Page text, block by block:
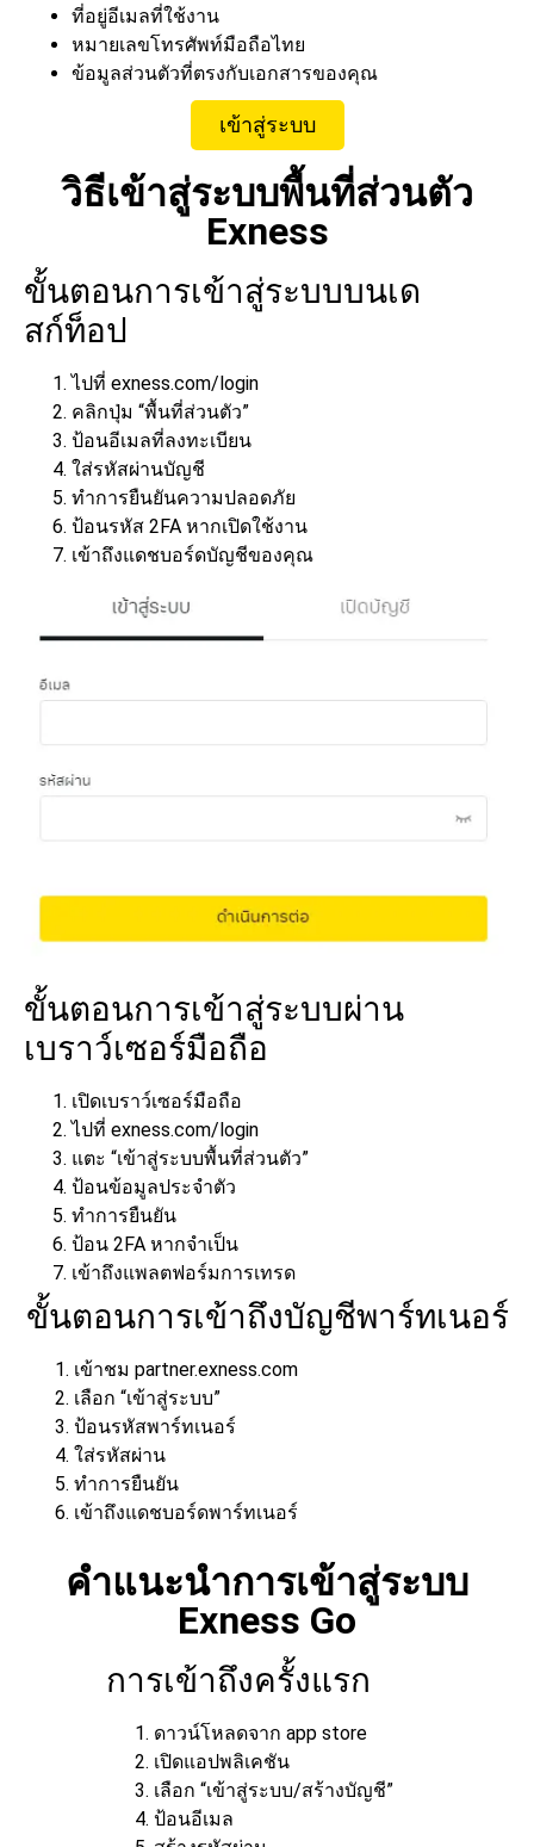
ที่อยู่อีเมลที่ใช้งาน
หมายเลขโทรศัพท์มือถือไทย
ข้อมูลส่วนตัวที่ตรงกับเอกสารของคุณ
เข้าสู่ระบบ
วิธีเข้าสู่ระบบพื้นที่ส่วนตัว
Exness
ขั้นตอนการเข้าสู่ระบบบนเด
สก์ท็อป
ไปที่ exness.com/login
คลิกปุ่ม “พื้นที่ส่วนตัว”
ป้อนอีเมลที่ลงทะเบียน
ใส่รหัสผ่านบัญชี
ทำการยืนยันความปลอดภัย
ป้อนรหัส 2FA หากเปิดใช้งาน
เข้าถึงแดชบอร์ดบัญชีของคุณ
ขั้นตอนการเข้าสู่ระบบผ่าน
เบราว์เซอร์มือถือ
เปิดเบราว์เซอร์มือถือ
ไปที่ exness.com/login
แตะ “เข้าสู่ระบบพื้นที่ส่วนตัว”
ป้อนข้อมูลประจำตัว
ทำการยืนยัน
ป้อน 2FA หากจำเป็น
เข้าถึงแพลตฟอร์มการเทรด
ขั้นตอนการเข้าถึงบัญชีพาร์ทเนอร์
เข้าชม partner.exness.com
เลือก “เข้าสู่ระบบ”
ป้อนรหัสพาร์ทเนอร์
ใส่รหัสผ่าน
ทำการยืนยัน
เข้าถึงแดชบอร์ดพาร์ทเนอร์
คำแนะนำการเข้าสู่ระบบ
Exness Go
การเข้าถึงครั้งแรก
ดาวน์โหลดจาก app store
เปิดแอปพลิเคชัน
เลือก “เข้าสู่ระบบ/สร้างบัญชี”
ป้อนอีเมล